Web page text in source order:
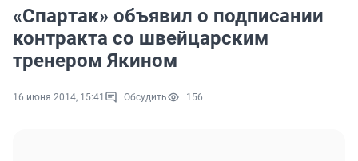
«Спартак» объявил о подписании
контракта со швейцарским
тренером Якином
16 июня 2014, 15:41 Обсудить 156